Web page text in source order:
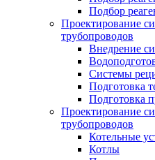
Подбор
Проектирование
трубопроводов
Внедрение
Системы
Подготовка
Подготовка
Проектирование
трубопроводов
Котельные
Котлы